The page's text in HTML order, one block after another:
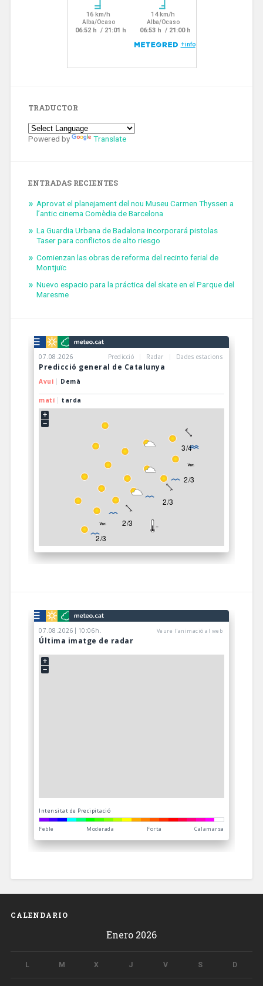
TRADUCTOR
Powered by Translate
ENTRADAS RECIENTES
Aprovat el planejament del nou Museu Carmen Thyssen a
l’antic cinema Comèdia de Barcelona
La Guardia Urbana de Badalona incorporará pistolas
Taser para conflictos de alto riesgo
Comienzan las obras de reforma del recinto ferial de
Montjuïc
Nuevo espacio para la práctica del skate en el Parque del
Maresme
CALENDARIO
Enero 2026
L M X J V S D